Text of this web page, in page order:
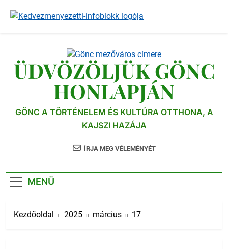
ÜDVÖZÖLJÜK GÖNC
HONLAPJÁN
GÖNC A TÖRTÉNELEM ÉS KULTÚRA OTTHONA, A
KAJSZI HAZÁJA
ÍRJA MEG VÉLEMÉNYÉT
MENÜ
Kezdőoldal 2025 március 17